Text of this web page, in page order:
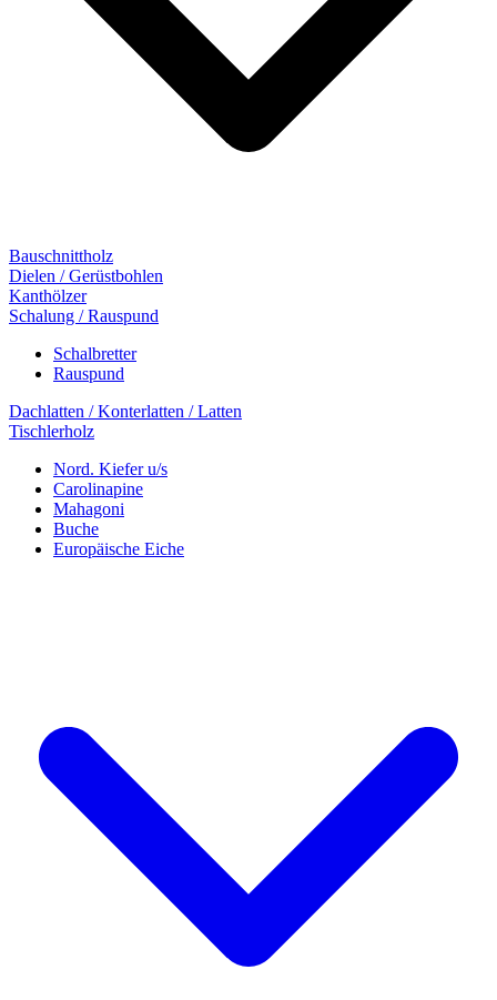
Bauschnittholz
Dielen / Gerüstbohlen
Kanthölzer
Schalung / Rauspund
Schalbretter
Rauspund
Dachlatten / Konterlatten / Latten
Tischlerholz
Nord. Kiefer u/s
Carolinapine
Mahagoni
Buche
Europäische Eiche